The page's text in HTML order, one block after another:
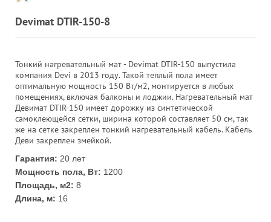
Devimat DTIR-150-8
Тонкий нагревательный мат - Devimat DTIR-150 выпустила
компания Devi в 2013 году. Такой теплый пола имеет
оптимальную мощность 150 Вт/м2, монтируется в любых
помещениях, включая балконы и лоджии. Нагревательный мат
Девимат DTIR-150 имеет дорожку из синтетической
самоклеющейся сетки, ширина которой составляет 50 см, так
же на сетке закреплен тонкий нагревательный кабель. Кабель
Деви закреплен змейкой.
Гарантия: 20 лет
Мощность пола, Вт: 1200
Площадь, м2: 8
Длина, м: 16